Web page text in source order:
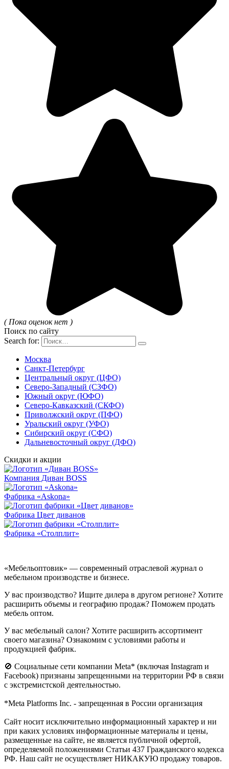
( Пока оценок нет )
Поиск по сайту
Search for:
Москва
Санкт-Петербург
Центральный округ (ЦФО)
Северо-Западный (СЗФО)
Южный округ (ЮФО)
Северо-Кавказский (СКФО)
Приволжский округ (ПФО)
Уральский округ (УФО)
Сибирский округ (СФО)
Дальневосточный округ (ДФО)
Скидки и акции
Компания Диван BOSS
Фабрика «Askona»
Фабрика Цвет диванов
Фабрика «Столплит»
«Мебельоптовик» — современный отраслевой журнал о
мебельном производстве и бизнесе.
У вас производство? Ищите дилера в другом регионе? Хотите
расширить объемы и географию продаж? Поможем продать
мебель оптом.
У вас мебельный салон? Хотите расширить ассортимент
своего магазина? Ознакомим с условиями работы и
продукцией фабрик.
🚫 Социальные сети компании Meta* (включая Instagram и
Facebook) признаны запрещенными на территории РФ в связи
с экстремистской деятельностью.
*Meta Platforms Inc. - запрещенная в России организация
Cайт носит исключительно информационный характер и ни
при каких условиях информационные материалы и цены,
размещенные на сайте, не является публичной офертой,
определяемой положениями Статьи 437 Гражданского кодекса
РФ. Наш сайт не осуществляет НИКАКУЮ продажу товаров.